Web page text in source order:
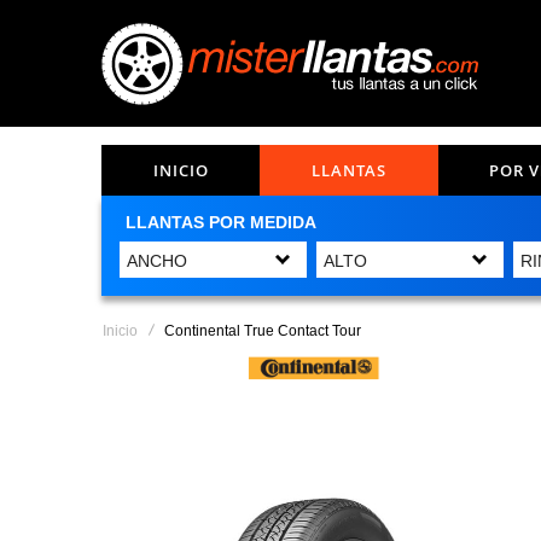
INICIO LLANTAS POR
LLANTAS POR MEDIDA
Inicio Continental True Contact Tour